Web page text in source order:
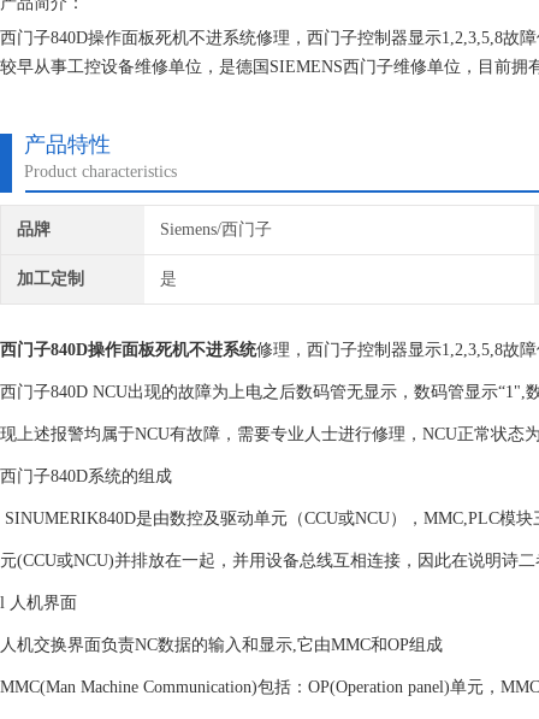
西门子840D操作面板死机不进系统修理，西门子控制器显示1,2,3,5,8故
较早从事工控设备维修单位，是德国SIEMENS西门子维修单位，目前
产品特性
Product characteristics
品牌 Siemens/西门子
加工定制 是
西门子840D操作面板死机不进系统修理，西门子控制器显示1,2,3,5,8故
西门子840D NCU出现的故障为上电之后数码管无显示，数码管显示“1",
现上述报警均属于NCU有故障，需要专业人士进行修理，NCU正常状态
西门子840D系统的组成
SINUMERIK840D是由数控及驱动单元（CCU或NCU），MMC,PLC模
元(CCU或NCU)并排放在一起，并用设备总线互相连接，因此在说明诗
l 人机界面
人机交换界面负责NC数据的输入和显示,它由MMC和OP组成
MMC(Man Machine Communication)包括：OP(Operation panel)单元，